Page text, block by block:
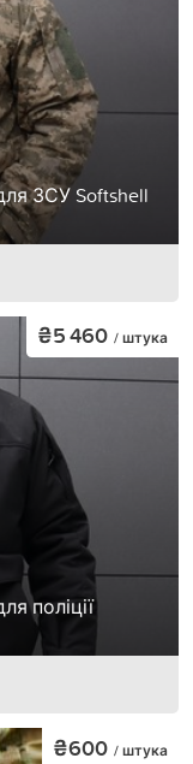
ЗСУ Softshell
поліції
₴5 460 / штука
₴600 / штука